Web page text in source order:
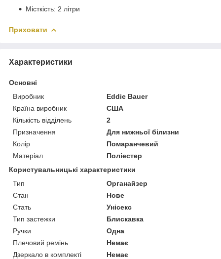
Місткість: 2 літри
Приховати
Характеристики
Основні
Виробник
Eddie Bauer
Країна виробник
США
Кількість відділень
2
Призначення
Для нижньої білизни
Колір
Помаранчевий
Матеріал
Поліестер
Користувальницькі характеристики
Тип
Органайзер
Стан
Нове
Стать
Унісекс
Тип застежки
Блискавка
Ручки
Одна
Плечовий ремінь
Немає
Дзеркало в комплекті
Немає